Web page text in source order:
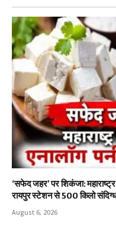
‘सफेद जहर’ पर शिकंजा:
रायपुर स्टेशन से 500 किलो
August 6, 2026